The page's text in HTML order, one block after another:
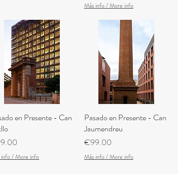
Más info / More info
Quick View
en Presente - Can
info / More info
Quick View
Pasado en Presente - Can
Jaumendreu
Price
€99.00
Más info / More info